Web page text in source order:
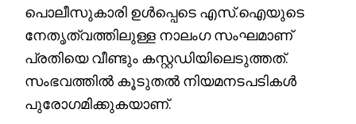
പൊലീസുകാരി ഉൾപ്പെടെ എസ്.ഐയുടെ
നേതൃത്വത്തിലുള്ള നാലംഗ സംഘമാണ്
പ്രതിയെ വീണ്ടും കസ്റ്റഡിയിലെടുത്തത്.
സംഭവത്തിൽ കൂടുതൽ നിയമനടപടികൾ
പുരോഗമിക്കുകയാണ്.